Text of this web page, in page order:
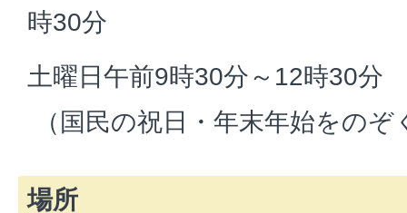
時30分
土曜日午前9時30分～12時30分
（国民の祝日・年末年始をのぞ
場所